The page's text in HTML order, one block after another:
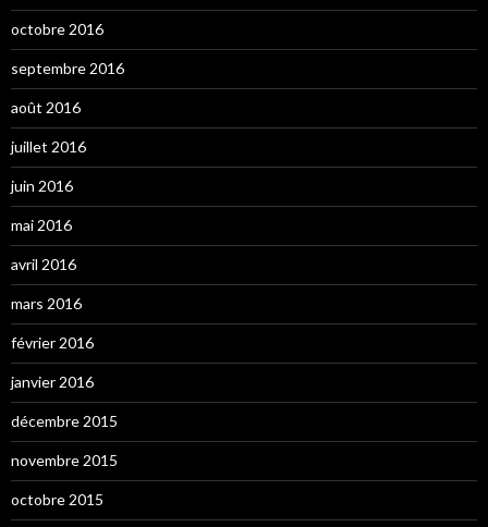
octobre 2016
septembre 2016
août 2016
juillet 2016
juin 2016
mai 2016
avril 2016
mars 2016
février 2016
janvier 2016
décembre 2015
novembre 2015
octobre 2015